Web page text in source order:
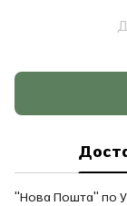
"Нова Пошта" по